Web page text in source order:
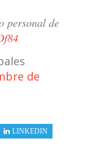
personal de
de
LINKEDIN